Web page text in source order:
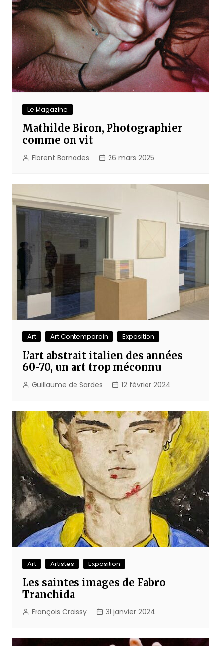
Le Magazine
Mathilde Biron, Photographier
comme on vit
Florent Barnades 26 mars 2025
Art Art Contemporain Exposition
L’art abstrait italien des années
60-70, un art trop méconnu
Guillaume de Sardes 12 février 2024
Art Artistes Exposition
Les saintes images de Fabro
Tranchida
François Croissy 31 janvier 2024